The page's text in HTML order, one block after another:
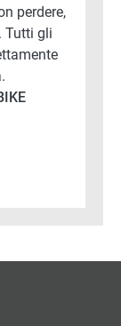
perdere,
Tutti gli